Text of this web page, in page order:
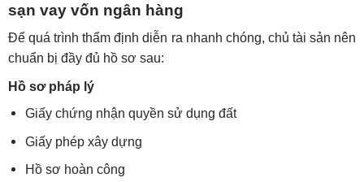
sạn vay vốn ngân hàng
Để quá trình thẩm định diễn ra nhanh chóng, chủ tài sản nên
chuẩn bị đầy đủ hồ sơ sau:
Hồ sơ pháp lý
Giấy chứng nhận quyền sử dụng đất
Giấy phép xây dựng
Hồ sơ hoàn công